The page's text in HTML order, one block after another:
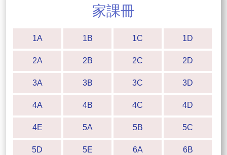
家課冊
1A 1B 1C 1D
2A 2B 2C 2D
3A 3B 3C 3D
4A 4B 4C 4D
4E 5A 5B 5C
5D 5E 6A 6B